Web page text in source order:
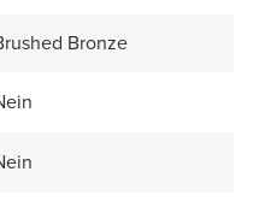
Bronze